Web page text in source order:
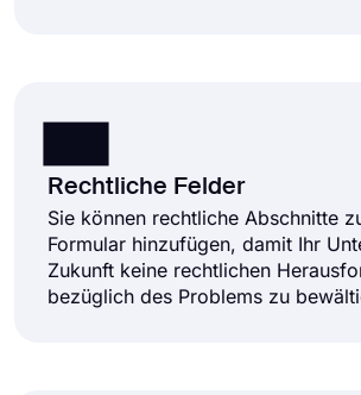
Rechtliche Felder
Sie können rechtliche Abschnitte
Formular hinzufügen, damit Ihr
Zukunft keine rechtlichen
bezüglich des Problems zu